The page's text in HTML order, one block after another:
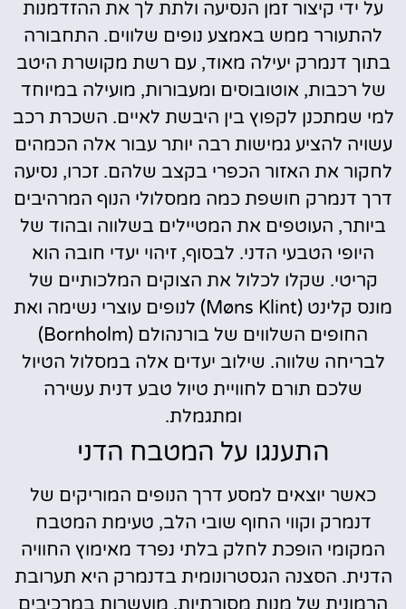
על ידי קיצור זמן הנסיעה ולתת לך את ההזדמנות
להתעורר ממש באמצע נופים שלווים. התחבורה
בתוך דנמרק יעילה מאוד, עם רשת מקושרת היטב
של רכבות, אוטובוסים ומעבורות, מועילה במיוחד
למי שמתכנן לקפוץ בין היבשת לאיים. השכרת רכב
עשויה להציע גמישות רבה יותר עבור אלה הכמהים
לחקור את האזור הכפרי בקצב שלהם. זכרו, נסיעה
דרך דנמרק חושפת כמה ממסלולי הנוף המרהיבים
ביותר, העוטפים את המטיילים בשלווה ובהוד של
היופי הטבעי הדני. לבסוף, זיהוי יעדי חובה הוא
קריטי. שקלו לכלול את הצוקים המלכותיים של
מונס קלינט (Møns Klint) לנופים עוצרי נשימה ואת
החופים השלווים של בורנהולם (Bornholm)
לבריחה שלווה. שילוב יעדים אלה במסלול הטיול
שלכם תורם לחוויית טיול טבע דנית עשירה
ומתגמלת.
התענגו על המטבח הדני
כאשר יוצאים למסע דרך הנופים המוריקים של
דנמרק וקווי החוף שובי הלב, טעימת המטבח
המקומי הופכת לחלק בלתי נפרד מאימוץ החוויה
הדנית. הסצנה הגסטרונומית בדנמרק היא תערובת
הרמונית של מנות מסורתיות, מועשרות במרכיבים